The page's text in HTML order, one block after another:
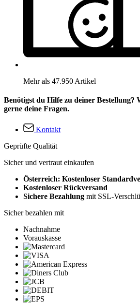
Mehr als 47.950 Artikel
Benötigst du Hilfe zu deiner Bestellung?
gerne deine Fragen.
Kontakt
Geprüfte Qualität
Sicher und vertraut einkaufen
Österreich: Kostenloser
Kostenloser Rückversand
Sichere Bezahlung mit SSL-
Sicher bezahlen mit
Nachnahme
Vorauskasse